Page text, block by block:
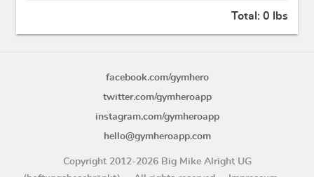
Total: 0 lbs
facebook.com/gymhero
twitter.com/gymheroapp
instagram.com/gymheroapp
hello@gymheroapp.com
Copyright 2012-2026 Big Mike Alright UG